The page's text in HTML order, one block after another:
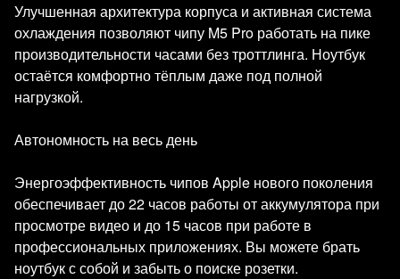
Улучшенная архитектура корпуса и активная система
охлаждения позволяют чипу M5 Pro работать на пике
производительности часами без троттлинга. Ноутбук
остаётся комфортно тёплым даже под полной
нагрузкой.
Автономность на весь день
Энергоэффективность чипов Apple нового поколения
обеспечивает до 22 часов работы от аккумулятора при
просмотре видео и до 15 часов при работе в
профессиональных приложениях. Вы можете брать
ноутбук с собой и забыть о поиске розетки.